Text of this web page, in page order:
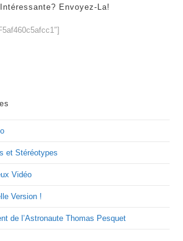
Envoyez-La!
et Stéréotypes
Vidéo
Version !
de l’Astronaute Thomas Pesquet